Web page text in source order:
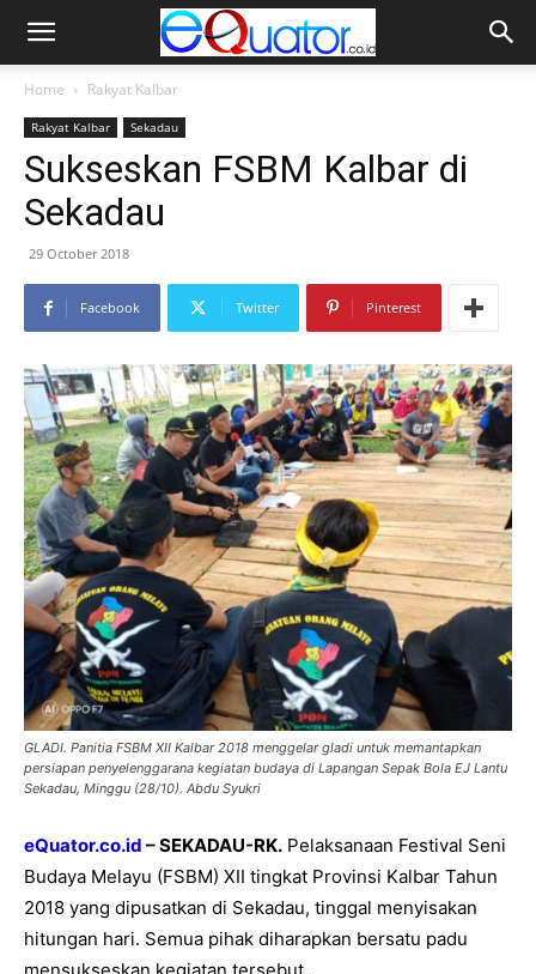
Home Rakyat Kalbar
Rakyat Kalbar Sekadau
Sukseskan FSBM Kalbar di
Sekadau
29 October 2018
Facebook Twitter Pinterest
GLADI. Panitia FSBM XII Kalbar 2018 menggelar gladi untuk memantapkan
persiapan penyelenggarana kegiatan budaya di Lapangan Sepak Bola EJ Lantu
Sekadau, Minggu (28/10). Abdu Syukri
eQuator.co.id – SEKADAU-RK. Pelaksanaan Festival Seni
Budaya Melayu (FSBM) XII tingkat Provinsi Kalbar Tahun
2018 yang dipusatkan di Sekadau, tinggal menyisakan
hitungan hari. Semua pihak diharapkan bersatu padu